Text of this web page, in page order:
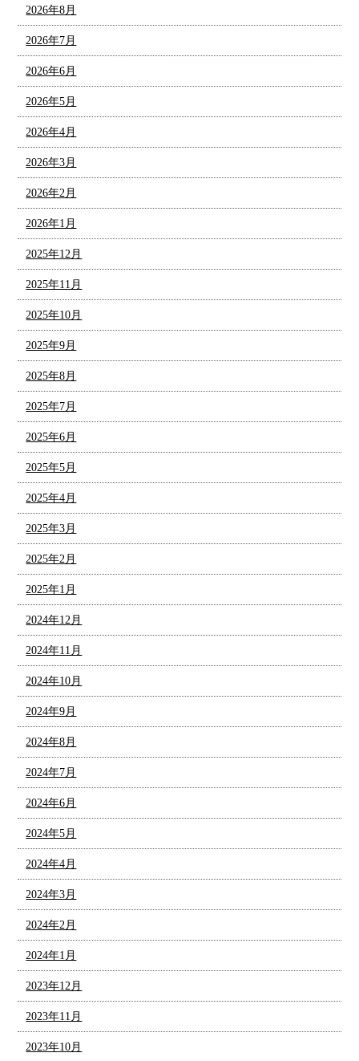
2026年8月
2026年7月
2026年6月
2026年5月
2026年4月
2026年3月
2026年2月
2026年1月
2025年12月
2025年11月
2025年10月
2025年9月
2025年8月
2025年7月
2025年6月
2025年5月
2025年4月
2025年3月
2025年2月
2025年1月
2024年12月
2024年11月
2024年10月
2024年9月
2024年8月
2024年7月
2024年6月
2024年5月
2024年4月
2024年3月
2024年2月
2024年1月
2023年12月
2023年11月
2023年10月